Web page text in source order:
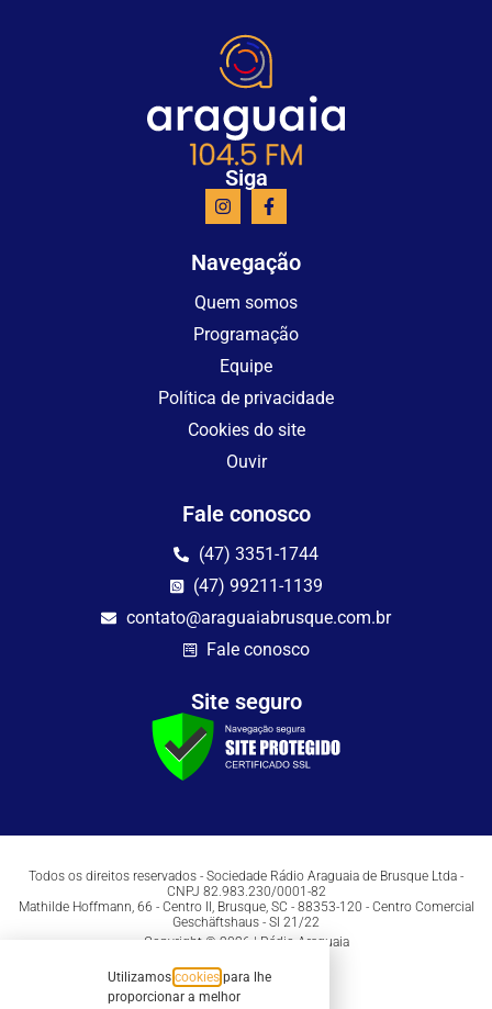
Siga
Navegação
Quem somos
Programação
Equipe
Política de privacidade
Cookies do site
Ouvir
Fale conosco
(47) 3351-1744
(47) 99211-1139
contato@araguaiabrusque.com.br
Fale conosco
Site seguro
Todos os direitos reservados - Sociedade Rádio Araguaia de Brusque Ltda -
CNPJ 82.983.230/0001-82
Mathilde Hoffmann, 66 - Centro II, Brusque, SC - 88353-120 - Centro Comercial
Geschäftshaus - Sl 21/22
Copyright © 2026 | Rádio Araguaia
Utilizamos cookies para lhe
proporcionar a melhor